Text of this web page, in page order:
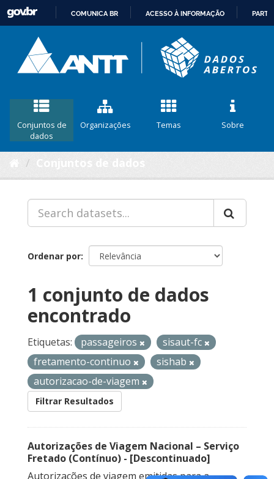
CONTEÚDO
COMUNICA BR ACESSO À INFORMAÇÃO
Conjuntos de
dados
Organizações Temas Sobre
Ordenar por
1 conjunto de dados
encontrado
Etiquetas: passageiros
sisaut-fc
fretamento-continuo
sishab
autorizacao-de-viagem
Filtrar Resultados
Autorizações de Viagem Nacional – Serviço
Fretado (Contínuo) - [Descontinuado]
Autorizações de viagem emitidas para a